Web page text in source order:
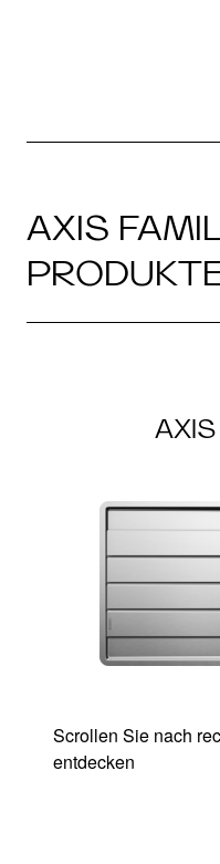
AXIS
Scrollen Sie nach
entdecken